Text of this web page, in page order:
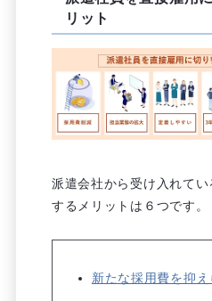
リット
派遣会社から受け入れて
するメリットは６つです。
新たな採用費を抑え